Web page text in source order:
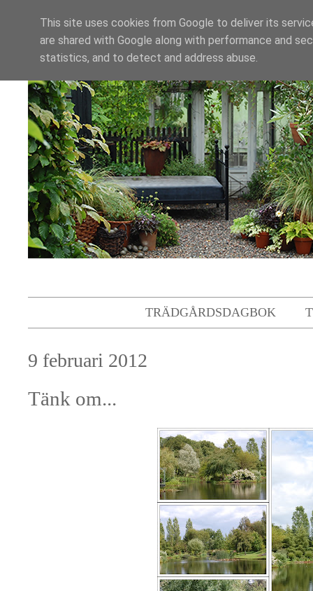
TRÄDGÅRDSDAGBOK
9 februari 2012
Tänk om...
This site uses cookies from Google to deliver its
are shared with Google along with performance and
statistics, and to detect and address abuse.